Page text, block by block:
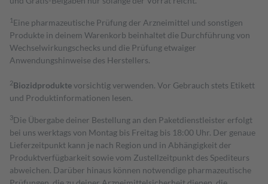
1 Eine pharmazeutische Prüfung der Arzneimittel und sonstigen
Produkte in deinem Warenkorb beinhaltet die Durchführung von
Wechselwirkungschecks und die Prüfung etwaiger
Anwendungshinweise des Herstellers.
2Biozidproduktevorsichtig verwenden. Vor Gebrauch stets Etikett
und Produktinformationen lesen.
3Die Übergabe deiner Bestellung an den Paketdienstleister erfolgt
bei uns werktags von Montag bis Freitag bis 18:00 Uhr. Der genaue
Lieferzeitpunkt kann je nach Region und in Abhängigkeit der
Produktverfügbarkeit sowie vom Zustellzeitpunkt des Spediteurs
abweichen. Darüber hinaus können notwendige pharmazeutische